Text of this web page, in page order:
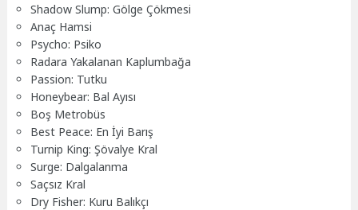
Shadow Slump: Gölge Çökmesi
Anaç Hamsi
Psycho: Psiko
Radara Yakalanan Kaplumbağa
Passion: Tutku
Honeybear: Bal Ayısı
Boş Metrobüs
Best Peace: En İyi Barış
Turnip King: Şövalye Kral
Surge: Dalgalanma
Saçsız Kral
Dry Fisher: Kuru Balıkçı